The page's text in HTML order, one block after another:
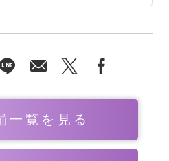
一覧を見る